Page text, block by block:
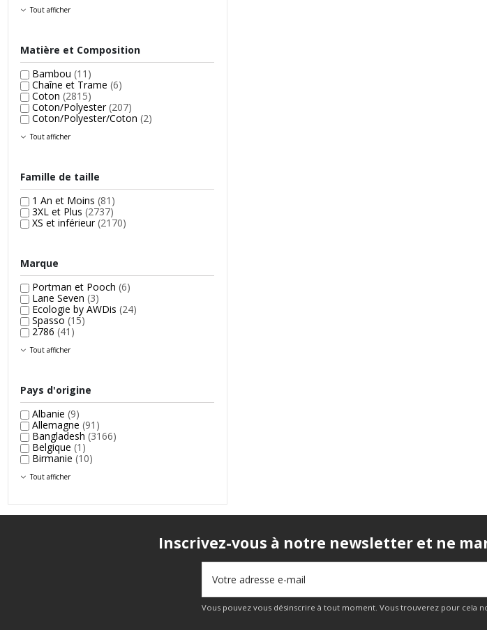
Tout afficher
Matière et Composition
Bambou (11)
Chaîne et Trame (6)
Coton (2815)
Coton/Polyester(207)
Coton/Polyester/Coton (2)
Tout afficher
Famille de taille
1 An et Moins (81)
3XL et Plus (2737)
XS et inférieur(2170)
Marque
Portman et Pooch (6)
Lane Seven (3)
Ecologie by AWDis (24)
Spasso (15)
2786 (41)
Tout afficher
Pays d'origine
Albanie (9)
Allemagne (91)
Bangladesh (3166)
Belgique (1)
Birmanie (10)
Tout afficher
Inscrivez-vous à notre newsletter et ne
Vous pouvez vous désinscrire à tout moment. Vous trouverez pour cela